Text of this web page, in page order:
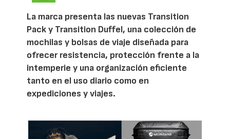
La marca presenta las nuevas Transition
Pack y Transition Duffel, una colección de
mochilas y bolsas de viaje diseñada para
ofrecer resistencia, protección frente a la
intemperie y una organización eficiente
tanto en el uso diario como en
expediciones y viajes.